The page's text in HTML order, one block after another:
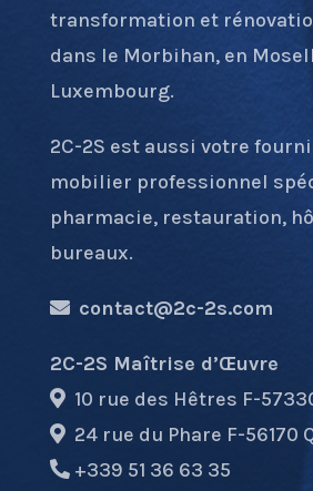
transformation et
dans le Morbihan, en
Luxembourg.
2C-2S est aussi votre
mobilier professionnel
pharmacie, restauration,
bureaux.
contact@2c-2s.com
2C-2S Maîtrise d’Œuvre
10 rue des Hêtres F-
24 rue du Phare F-56170
+339 51 36 63 35